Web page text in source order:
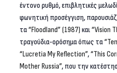
έντονο ρυθμό, επιβλητικές
φωνητική προσέγγιση,
τα“Floodland” (1987) και“Vision
τραγούδια-ορόσημα όπως τα“
“Lucretia MyReflection”,“This
MotherRussia”, που την